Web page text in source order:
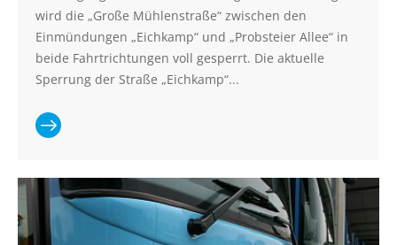
Beförderungsbedingungen
ÜBER UNS
In Zahlen
wird die „Große Mühlenstraße“ zwischen den
Einmündungen „Eichkamp“ und „Probsteier Allee“ in
beide Fahrtrichtungen voll gesperrt. Die aktuelle
Sperrung der Straße „Eichkamp“...
lesen:
Vollsperrung
„Große